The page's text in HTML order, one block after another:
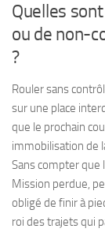
Quelles
ou de non-
?
Rouler sans
sur une place
que le prochain
immobilisation de
Sans compter que
Mission perdue,
obligé de finir à
roi des trajets qui